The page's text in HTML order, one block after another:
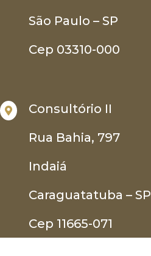
São Paulo – SP
Cep 03310-000

Consultório II
Rua Bahia, 797
Indaiá
Caraguatatuba – SP
Cep 11665-071